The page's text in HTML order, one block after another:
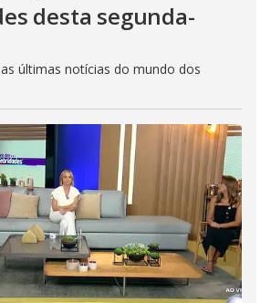
desta segunda-
últimas notícias do mundo dos